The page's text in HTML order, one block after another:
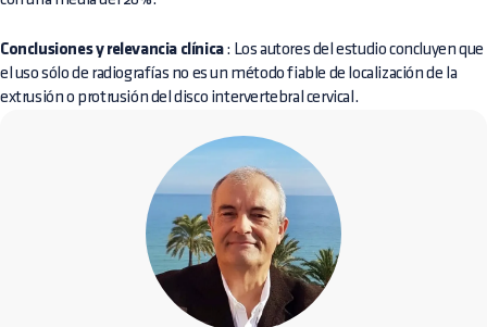
Conclusiones y relevancia clínica: Los autores del estudio concluyen que
el uso sólo de radiografías no es un método fiable de localización de la
extrusión o protrusión del disco intervertebral cervical.